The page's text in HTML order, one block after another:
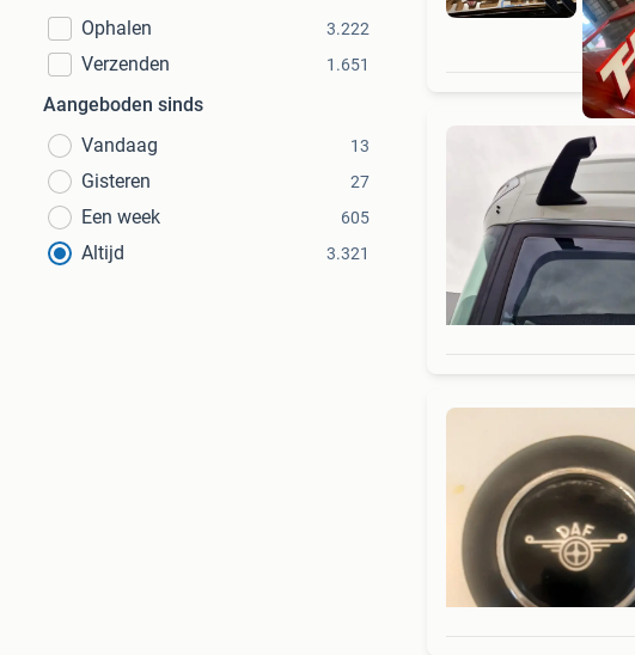
Ophalen
3.222
Verzenden 1.651
Aangeboden sinds
Vandaag
13
Gisteren 27
Een week 605
Altijd 3.321